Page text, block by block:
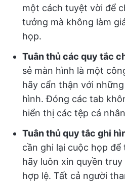
một cách tuyệt vời để
tưởng mà không làm
họp.
Tuân thủ các quy tắc
sẻ màn hình là một
hãy cẩn thận với
hình. Đóng các tab
hiển thị các tệp cá
Tuân thủ quy tắc ghi
cần ghi lại cuộc họp để
hãy luôn xin quyền
hợp lệ. Tất cả người